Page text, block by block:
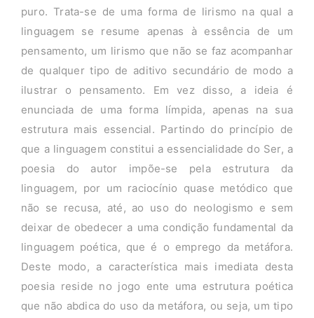
puro. Trata-se de uma forma de lirismo na qual a
linguagem se resume apenas à essência de um
pensamento, um lirismo que não se faz acompanhar
de qualquer tipo de aditivo secundário de modo a
ilustrar o pensamento. Em vez disso, a ideia é
enunciada de uma forma límpida, apenas na sua
estrutura mais essencial. Partindo do princípio de
que a linguagem constitui a essencialidade do Ser, a
poesia do autor impõe-se pela estrutura da
linguagem, por um raciocínio quase metódico que
não se recusa, até, ao uso do neologismo e sem
deixar de obedecer a uma condição fundamental da
linguagem poética, que é o emprego da metáfora.
Deste modo, a característica mais imediata desta
poesia reside no jogo ente uma estrutura poética
que não abdica do uso da metáfora, ou seja, um tipo